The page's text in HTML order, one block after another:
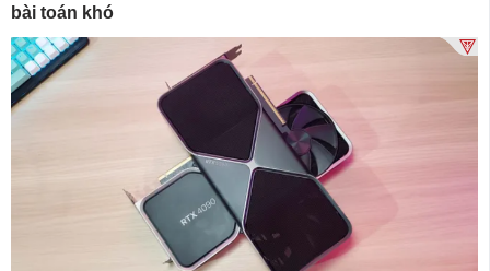
bài toán khó